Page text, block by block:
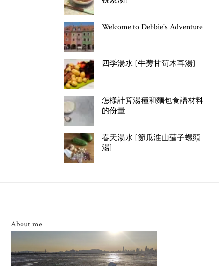
Welcome to Debbie's Adventure
四季湯水 [牛蒡甘筍木耳湯]
怎樣計算湯種和麵包食譜材料
的份量
春天湯水 [節瓜淮山蓮子螺頭
湯]
About me